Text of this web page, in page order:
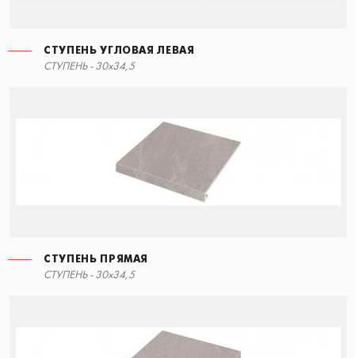
СТУПЕНЬ УГЛОВАЯ ЛЕВАЯ
СТУПЕНЬ - 30x34,5
СТУПЕНЬ ПРЯМАЯ
СТУПЕНЬ - 30x34,5